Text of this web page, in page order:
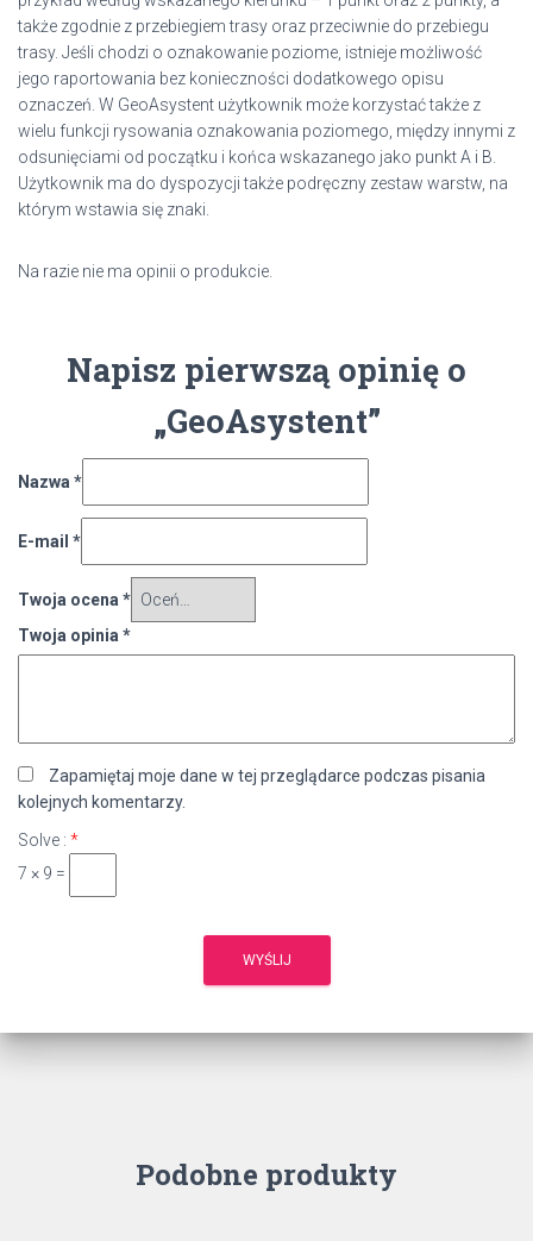
także zgodnie z przebiegiem trasy oraz przeciwnie do przebiegu
trasy. Jeśli chodzi o oznakowanie poziome, istnieje możliwość
jego raportowania bez konieczności dodatkowego opisu
oznaczeń. W GeoAsystent użytkownik może korzystać także z
wielu funkcji rysowania oznakowania poziomego, między innymi z
odsunięciami od początku i końca wskazanego jako punkt A i B.
Użytkownik ma do dyspozycji także podręczny zestaw warstw, na
którym wstawia się znaki.
Na razie nie ma opinii o produkcie.
Napisz pierwszą opinię o
„GeoAsystent”
Nazwa *
E-mail *
Twoja ocena *
Twoja opinia *
Zapamiętaj moje dane w tej przeglądarce podczas pisania
kolejnych komentarzy.
Solve : *
7 × 9 =
Podobne produkty